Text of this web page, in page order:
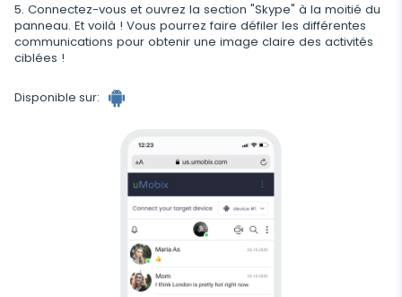
Connectez-vous et ouvrez la section "Skype" à la moitié du
panneau. Et voilà ! Vous pourrez faire défiler les différentes
communications pour obtenir une image claire des activités
ciblées !
Disponible sur: